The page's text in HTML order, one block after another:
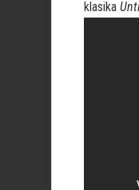
klasika